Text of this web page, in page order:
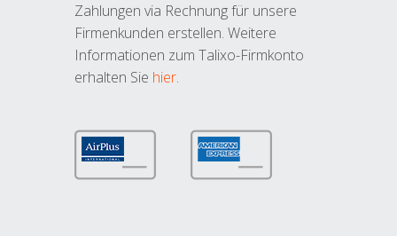
Zahlungen via Rechnung für unsere
Firmenkunden erstellen. Weitere
Informationen zum Talixo-Firmkonto
erhalten Sie hier.